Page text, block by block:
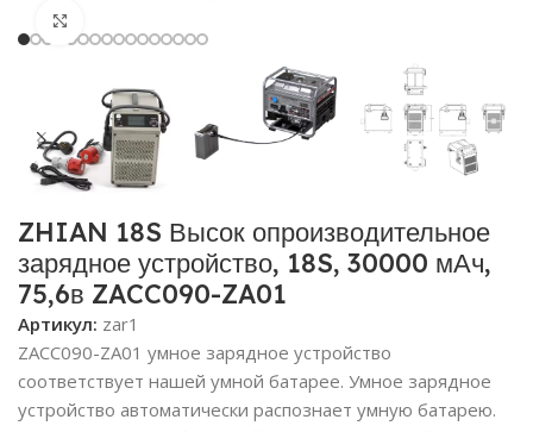
ZHIAN 18S Высок опроизводительное
зарядное устройство, 18S, 30000 мАч,
75,6в ZACC090-ZA01
Артикул: zar1
ZACC090-ZA01 умное зарядное устройство
соответствует нашей умной батарее. Умное зарядное
устройство автоматически распознает умную батарею.